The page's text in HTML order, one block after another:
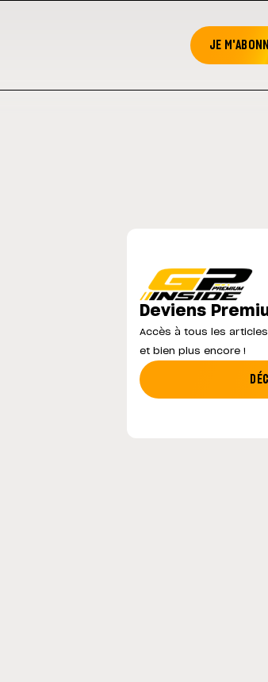
JE
et vise un retour en
MotoGP :
Deviens
Accès à tous les
et bien plus encore !